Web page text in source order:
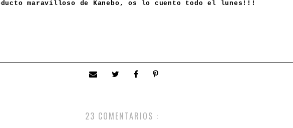
maravilloso de Kanebo, os lo cuento todo el lunes!!!
23 COMENTARIOS :